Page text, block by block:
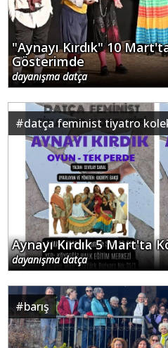
"Aynayı Kırdık" 10
Gösterimde
dayanışma datça
#datça feminist tiyatro
Aynayı Kırdık 5 Mart'ta
dayanışma datça
#barış